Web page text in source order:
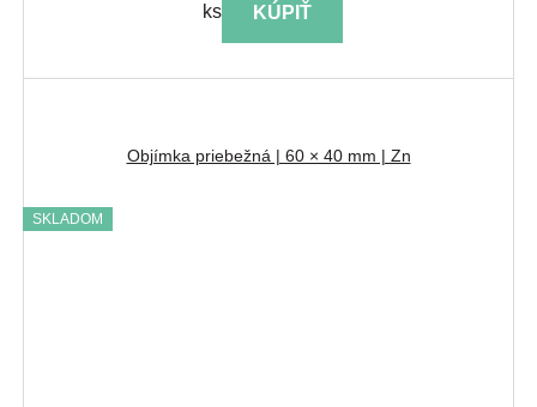
ks KÚPIŤ
Objímka priebežná | 60 × 40 mm | Zn
SKLADOM